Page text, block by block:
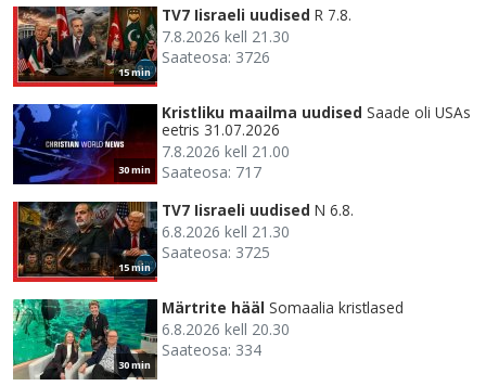
15 min
TV7 Iisraeli uudised R 7.8.
7.8.2026 kell 21.30
Saateosa: 3726
30 min
Kristliku maailma uudised Saade oli USAs
eetris 31.07.2026
7.8.2026 kell 21.00
Saateosa: 717
15 min
TV7 Iisraeli uudised N 6.8.
6.8.2026 kell 21.30
Saateosa: 3725
30 min
Märtrite hääl Somaalia kristlased
6.8.2026 kell 20.30
Saateosa: 334